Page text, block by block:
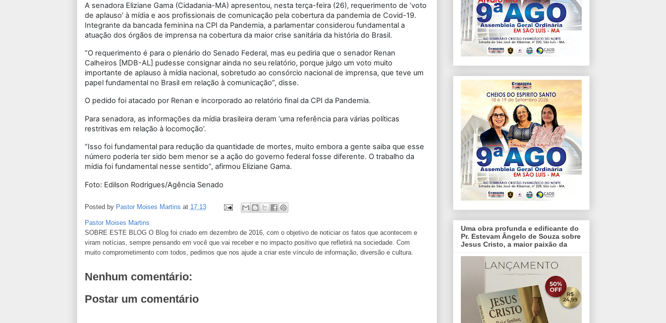
A senadora Eliziane Gama (Cidadania-MA) apresentou, nesta terça-feira (26), requerimento de ‘voto
de aplauso’ à mídia e aos profissionais de comunicação pela cobertura da pandemia de Covid-19.
Integrante da bancada feminina na CPI da Pandemia, a parlamentar considerou fundamental a
atuação dos órgãos de imprensa na cobertura da maior crise sanitária da história do Brasil.
“O requerimento é para o plenário do Senado Federal, mas eu pediria que o senador Renan
Calheiros [MDB-AL] pudesse consignar ainda no seu relatório, porque julgo um voto muito
importante de aplauso à mídia nacional, sobretudo ao consórcio nacional de imprensa, que teve um
papel fundamental no Brasil em relação à comunicação”, disse.
O pedido foi atacado por Renan e incorporado ao relatório final da CPI da Pandemia.
Para senadora, as informações da mídia brasileira deram ‘uma referência para várias políticas
restritivas em relação à locomoção’.
“Isso foi fundamental para redução da quantidade de mortes, muito embora a gente saiba que esse
número poderia ter sido bem menor se a ação do governo federal fosse diferente. O trabalho da
mídia foi fundamental nesse sentido”, afirmou Eliziane Gama.
Foto: Edilson Rodrigues/Agência Senado
Posted by Pastor Moises Martins at 17:13
Pastor Moises Martins
SOBRE ESTE BLOG O Blog foi criado em dezembro de 2016, com o objetivo de noticiar os fatos que acontecem e
viram notícias, sempre pensando em você que vai receber e no impacto positivo que refletirá na sociedade. Com
muito comprometimento com todos, pedimos que nos ajude a criar este vínculo de informação, diversão e cultura.
Nenhum comentário:
Postar um comentário
Uma obra profunda e edificante do
Pr. Estevam Ângelo de Souza sobre
Jesus Cristo, a maior paixão da